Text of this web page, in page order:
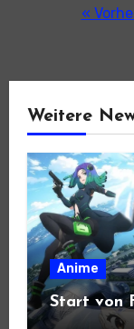
«
Weitere
Anime
Start von